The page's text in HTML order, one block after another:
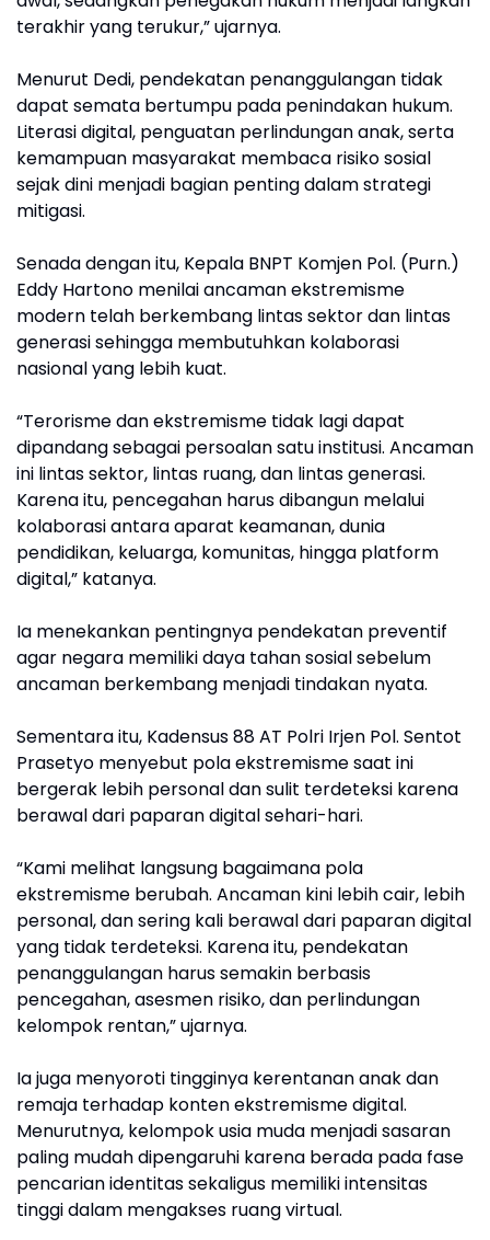
terakhir yang terukur,” ujarnya.
Menurut Dedi, pendekatan penanggulangan tidak
dapat semata bertumpu pada penindakan hukum.
Literasi digital, penguatan perlindungan anak, serta
kemampuan masyarakat membaca risiko sosial
sejak dini menjadi bagian penting dalam strategi
mitigasi.
Senada dengan itu, Kepala BNPT Komjen Pol. (Purn.)
Eddy Hartono menilai ancaman ekstremisme
modern telah berkembang lintas sektor dan lintas
generasi sehingga membutuhkan kolaborasi
nasional yang lebih kuat.
“Terorisme dan ekstremisme tidak lagi dapat
dipandang sebagai persoalan satu institusi. Ancaman
ini lintas sektor, lintas ruang, dan lintas generasi.
Karena itu, pencegahan harus dibangun melalui
kolaborasi antara aparat keamanan, dunia
pendidikan, keluarga, komunitas, hingga platform
digital,” katanya.
Ia menekankan pentingnya pendekatan preventif
agar negara memiliki daya tahan sosial sebelum
ancaman berkembang menjadi tindakan nyata.
Sementara itu, Kadensus 88 AT Polri Irjen Pol. Sentot
Prasetyo menyebut pola ekstremisme saat ini
bergerak lebih personal dan sulit terdeteksi karena
berawal dari paparan digital sehari-hari.
“Kami melihat langsung bagaimana pola
ekstremisme berubah. Ancaman kini lebih cair, lebih
personal, dan sering kali berawal dari paparan digital
yang tidak terdeteksi. Karena itu, pendekatan
penanggulangan harus semakin berbasis
pencegahan, asesmen risiko, dan perlindungan
kelompok rentan,” ujarnya.
Ia juga menyoroti tingginya kerentanan anak dan
remaja terhadap konten ekstremisme digital.
Menurutnya, kelompok usia muda menjadi sasaran
paling mudah dipengaruhi karena berada pada fase
pencarian identitas sekaligus memiliki intensitas
tinggi dalam mengakses ruang virtual.